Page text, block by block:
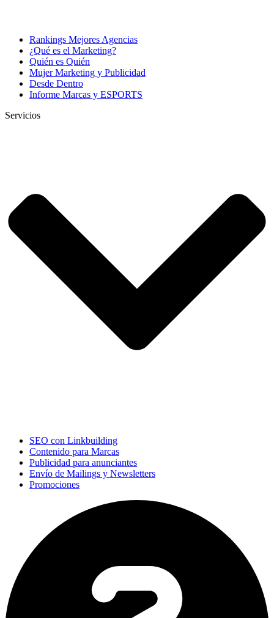
Rankings Mejores Agencias
¿Qué es el Marketing?
Quién es Quién
Mujer Marketing y Publicidad
Desde Dentro
Informe Marcas y ESPORTS
Servicios
SEO con Linkbuilding
Contenido para Marcas
Publicidad para anunciantes
Envío de Mailings y Newsletters
Promociones